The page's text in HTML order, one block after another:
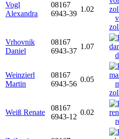
Vogl
Alexandra
08167
6943-39
1.02
Vrhovnik
Daniel
08167
6943-37
1.07
Weinzierl
Martin
08167
6943-56
0.05
Weiß Renate
08167
6943-12
0.02